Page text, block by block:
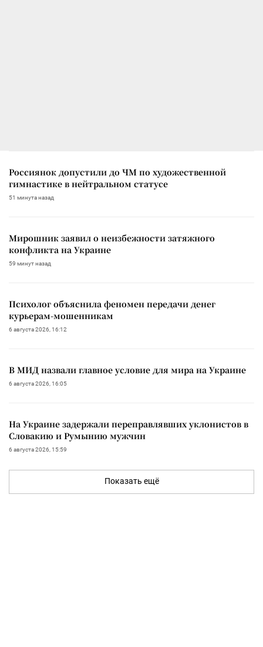
Россиянок допустили до ЧМ по художественной
гимнастике в нейтральном статусе
51 минута назад
Мирошник заявил о неизбежности затяжного
конфликта на Украине
59 минут назад
Психолог объяснила феномен передачи денег
курьерам-мошенникам
6 августа 2026, 16:12
В МИД назвали главное условие для мира на Украине
6 августа 2026, 16:05
На Украине задержали переправлявших уклонистов в
Словакию и Румынию мужчин
6 августа 2026, 15:59
Показать ещё